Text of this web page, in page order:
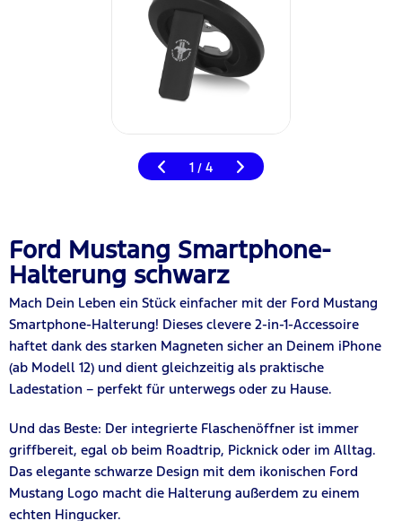
1 / 4
Ford Mustang Smartphone-
Halterung schwarz
Mach Dein Leben ein Stück einfacher mit der Ford Mustang
Smartphone-Halterung! Dieses clevere 2-in-1-Accessoire
haftet dank des starken Magneten sicher an Deinem iPhone
(ab Modell 12) und dient gleichzeitig als praktische
Ladestation – perfekt für unterwegs oder zu Hause.
Und das Beste: Der integrierte Flaschenöffner ist immer
griffbereit, egal ob beim Roadtrip, Picknick oder im Alltag.
Das elegante schwarze Design mit dem ikonischen Ford
Mustang Logo macht die Halterung außerdem zu einem
echten Hingucker.